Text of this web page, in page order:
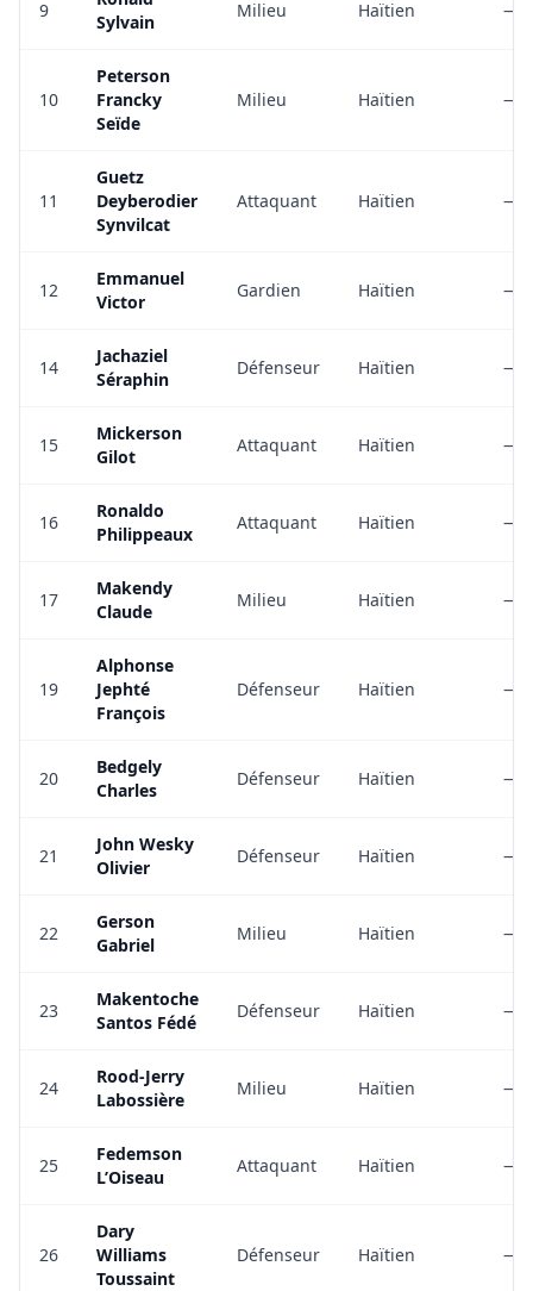
9
Sylvain
Milieu Haïtien —
10
Peterson
Francky
Seïde
Milieu Haïtien —
11
Guetz
Deyberodier
Synvilcat
Attaquant Haïtien —
12
Emmanuel
Victor
Gardien Haïtien —
14
Jachaziel
Séraphin
Défenseur Haïtien —
15
Mickerson
Gilot
Attaquant Haïtien —
16
Ronaldo
Philippeaux
Attaquant Haïtien —
17
Makendy
Claude
Milieu Haïtien —
19
Alphonse
Jephté
François
Défenseur Haïtien —
20
Bedgely
Charles
Défenseur Haïtien —
21
John Wesky
Olivier
Défenseur Haïtien —
22
Gerson
Gabriel
Milieu Haïtien —
23
Makentoche
Santos Fédé
Défenseur Haïtien —
24
Rood-Jerry
Labossière
Milieu Haïtien —
25
Fedemson
L’Oiseau
Attaquant Haïtien —
26
Dary
Williams
Toussaint
Défenseur Haïtien —